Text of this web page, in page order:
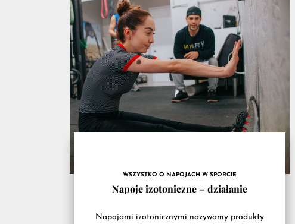
na
treningu
WSZYSTKO O NAPOJACH W SPORCIE
Napoje izotoniczne – działanie
Napojami izotonicznymi nazywamy produkty